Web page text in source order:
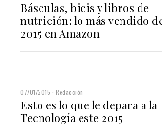
Básculas, bicis y libros de
nutrición: lo más vendido
2015 en Amazon
07/01/2015 Redacción
Esto es lo que le depara a la
Tecnología este 2015